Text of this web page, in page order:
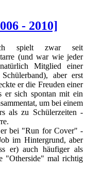
- 2010]
spielt zwar seit
(und war wie jeder
Mitglied einer
aber erst
er die Freuden einer
er sich spontan mit ein
um bei einem
als zu Schülerzeiten -
er bei "Run for Cover" -
im Hintergrund, aber
er) auch häufiger als
"Otherside" mal richtig